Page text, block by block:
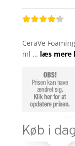
ud af 5
baseret
mmelser
CeraVe
ml … læs mere